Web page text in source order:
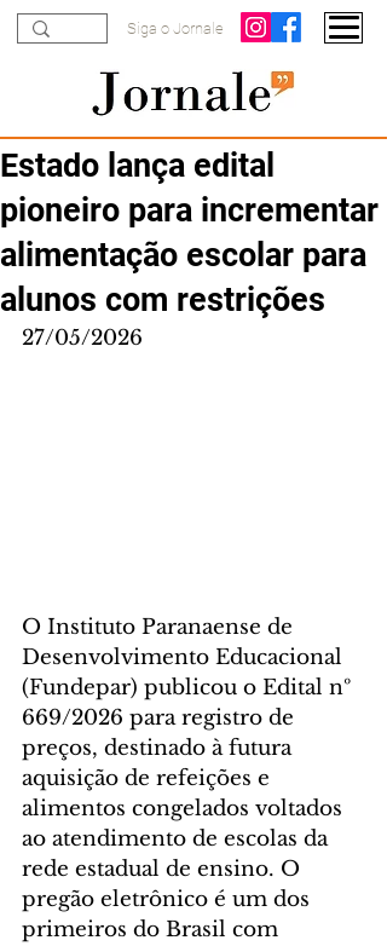
Siga o Jornale
Estado lança edital
pioneiro para incrementar
alimentação escolar para
alunos com restrições
27/05/2026
O Instituto Paranaense de
Desenvolvimento Educacional
(Fundepar) publicou o Edital nº
669/2026 para registro de
preços, destinado à futura
aquisição de refeições e
alimentos congelados voltados
ao atendimento de escolas da
rede estadual de ensino. O
pregão eletrônico é um dos
primeiros do Brasil com